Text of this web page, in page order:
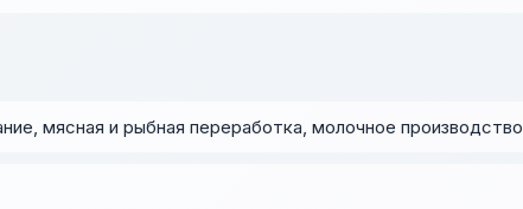
мясная и рыбная переработка, молочное производство